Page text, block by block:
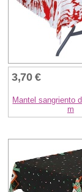
3,70 €
Mantel sangriento
m